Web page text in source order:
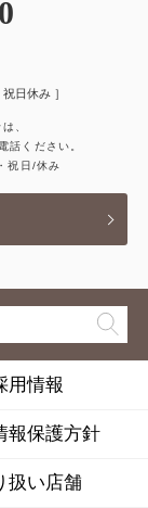
日休み ］
、
話ください。
祝日/休み
用情報
報保護方針
扱い店舗